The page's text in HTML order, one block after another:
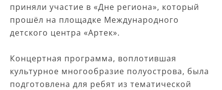
приняли участие в «Дне региона», который
прошёл на площадке Международного
детского центра «Артек».
Концертная программа, воплотившая
культурное многообразие полуострова, была
подготовлена для ребят из тематической